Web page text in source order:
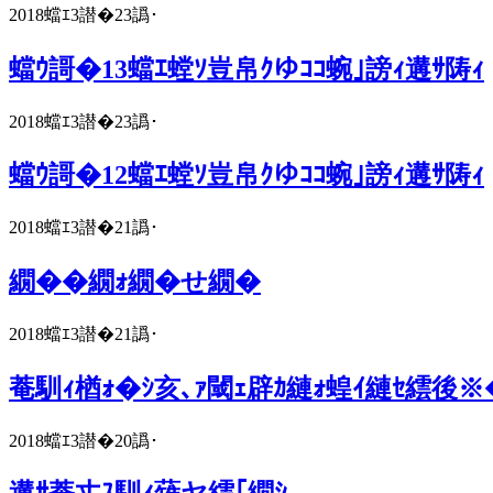
2018蟷ｴ3譛�23譌･
蟷ｳ謌�13蟷ｴ螳ｿ豈帛ｸゆｺｺ蜿｣謗ｨ遘ｻ陦ｨ
2018蟷ｴ3譛�23譌･
蟷ｳ謌�12蟷ｴ螳ｿ豈帛ｸゆｺｺ蜿｣謗ｨ遘ｻ陦ｨ
2018蟷ｴ3譛�21譌･
繝��繝ｫ繝�せ繝�
2018蟷ｴ3譛�21譌･
菴馴ｨ楢ｫ�ｼ亥､ｧ閾ｪ辟ｶ縺ｫ蝗ｲ縺ｾ繧
2018蟷ｴ3譛�20譌･